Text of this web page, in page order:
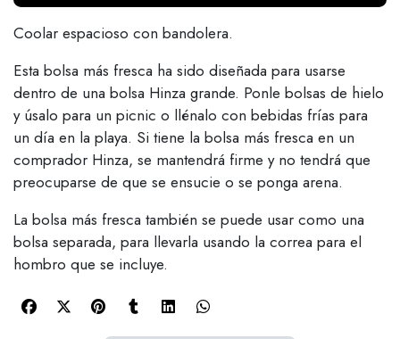
Coolar espacioso con bandolera.
Esta bolsa más fresca ha sido diseñada para usarse
dentro de una bolsa Hinza grande. Ponle bolsas de hielo
y úsalo para un picnic o llénalo con bebidas frías para
un día en la playa. Si tiene la bolsa más fresca en un
comprador Hinza, se mantendrá firme y no tendrá que
preocuparse de que se ensucie o se ponga arena.
La bolsa más fresca también se puede usar como una
bolsa separada, para llevarla usando la correa para el
hombro que se incluye.